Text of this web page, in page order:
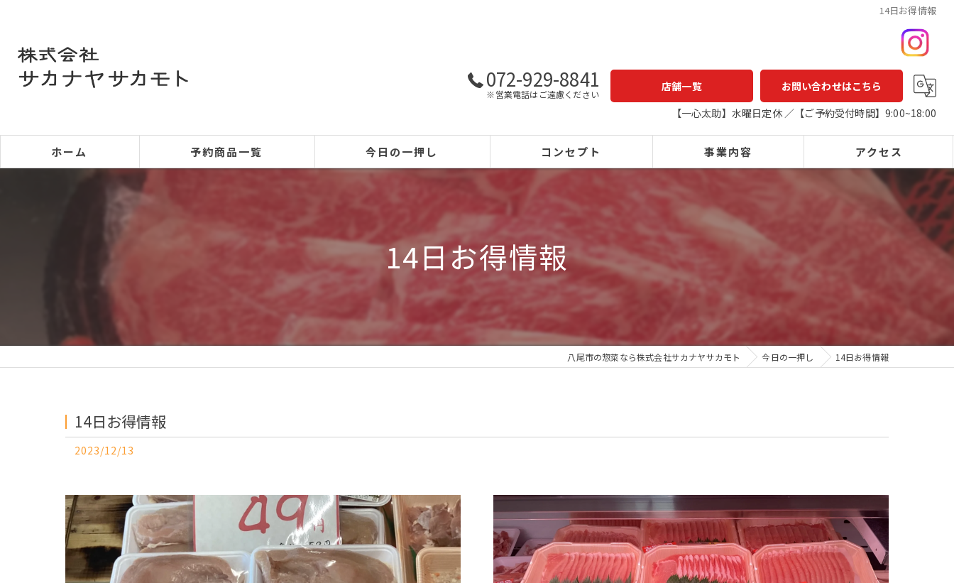
14日お得情報
072-929-8841
※営業電話はご遠慮ください
店舗一覧
お問い合わせはこちら
【一心太助】水曜日定休 ／【ご予約受付時間】9:00~18:00
ホーム 予約商品一覧 今日の一押し コンセプト 事業内容
一心太助
鮮魚
精肉
アクセス
鮮魚店
14日お得情報
八尾市の惣菜なら株式会社サカナヤサカモト 今日の一押し 14日お得情報
14日お得情報
2023/12/13